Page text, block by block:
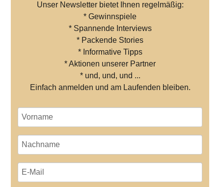
Unser Newsletter bietet Ihnen regelmäßig:
* Gewinnspiele
* Spannende Interviews
* Packende Stories
* Informative Tipps
* Aktionen unserer Partner
* und, und, und ...
Einfach anmelden und am Laufenden bleiben.